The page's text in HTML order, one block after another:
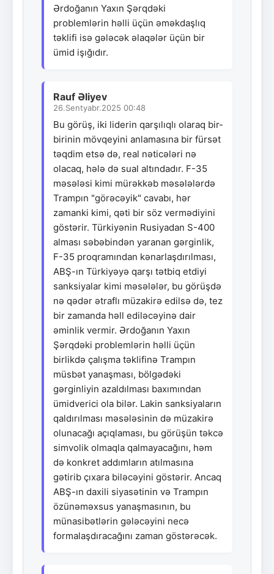
Ərdoğanın Yaxın Şərqdəki
problemlərin həlli üçün əməkdaşlıq
təklifi isə gələcək əlaqələr üçün bir
ümid işığıdır.
Rauf Əliyev
26.Sentyabr.2025 00:48
Bu görüş, iki liderin qarşılıqlı olaraq bir-
birinin mövqeyini anlamasına bir fürsət
təqdim etsə də, real nəticələri nə
olacaq, hələ də sual altındadır. F-35
məsələsi kimi mürəkkəb məsələlərdə
Trampın "görəcəyik" cavabı, hər
zamanki kimi, qəti bir söz vermədiyini
göstərir. Türkiyənin Rusiyadan S-400
alması səbəbindən yaranan gərginlik,
F-35 proqramından kənarlaşdırılması,
ABŞ-ın Türkiyəyə qarşı tətbiq etdiyi
sanksiyalar kimi məsələlər, bu görüşdə
nə qədər ətraflı müzakirə edilsə də, tez
bir zamanda həll ediləcəyinə dair
əminlik vermir. Ərdoğanın Yaxın
Şərqdəki problemlərin həlli üçün
birlikdə çalışma təklifinə Trampın
müsbət yanaşması, bölgədəki
gərginliyin azaldılması baxımından
ümidverici ola bilər. Lakin sanksiyaların
qaldırılması məsələsinin də müzakirə
olunacağı açıqlaması, bu görüşün təkcə
simvolik olmaqla qalmayacağını, həm
də konkret addımların atılmasına
gətirib çıxara biləcəyini göstərir. Ancaq
ABŞ-ın daxili siyasətinin və Trampın
özünəməxsus yanaşmasının, bu
münasibətlərin gələcəyini necə
formalaşdıracağını zaman göstərəcək.